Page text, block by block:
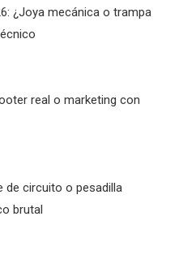
¿Joya mecánica o trampa
real o marketing con
de circuito o pesadilla
brutal